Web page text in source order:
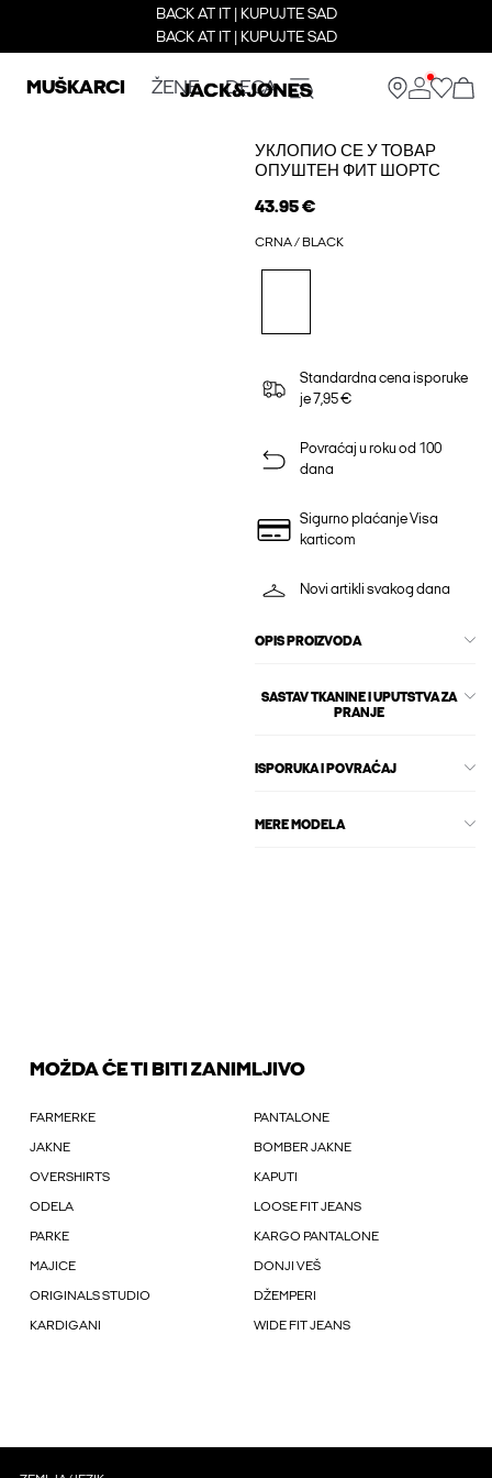
BACK AT IT | KUPUJTE SAD
BACK AT IT | KUPUJTE SAD
MUŠKARCI ŽENE DECA
УКЛОПИО СЕ У ТОВАР
ОПУШТЕН ФИТ ШОРТС
43.95 €
CRNA / BLACK
Standardna cena isporuke
je 7,95 €
Povraćaj u roku od 100
dana
Sigurno plaćanje Visa
karticom
Novi artikli svakog dana
OPIS PROIZVODA
SASTAV TKANINE I UPUTSTVA ZA
PRANJE
ISPORUKA I POVRAĆAJ
MERE MODELA
MOŽDA ĆE TI BITI ZANIMLJIVO
FARMERKE PANTALONE
JAKNE BOMBER JAKNE
OVERSHIRTS KAPUTI
ODELA LOOSE FIT JEANS
PARKE KARGO PANTALONE
MAJICE DONJI VEŠ
ORIGINALS STUDIO DŽEMPERI
KARDIGANI WIDE FIT JEANS